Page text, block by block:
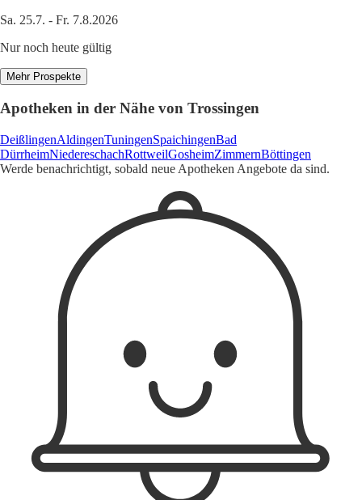
Sa. 25.7. - Fr. 7.8.2026
Nur noch heute gültig
Mehr Prospekte
Apotheken in der Nähe von Trossingen
DeißlingenAldingenTuningenSpaichingenBad
DürrheimNiedereschachRottweilGosheimZimmernBöttingen
Werde benachrichtigt, sobald neue Apotheken Angebote da sind.